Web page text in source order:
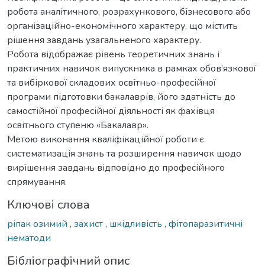
робота аналітичного, розрахункового, бізнесового або
організаційно-економічного характеру, що містить
рішення завдань узагальненого характеру.
Робота відображає рівень теоретичних знань і
практичних навичок випускника в рамках обов’язкової
та вибіркової складових освітньо-професійної
програми підготовки бакалаврів, його здатність до
самостійної професійної діяльності як фахівця
освітнього ступеню «Бакалавр».
Метою виконання кваліфікаційної роботи є
систематизація знань та розширення навичок щодо
вирішення завдань відповідно до професійного
спрямування.
Ключові слова
ріпак озимий , захист, шкідливість , фітопаразитичні
нематоди
Бібліографічний опис